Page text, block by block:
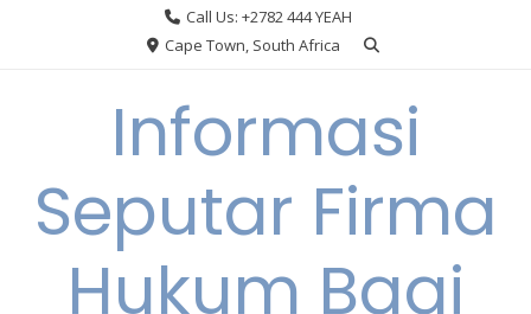
Call Us: +2782 444 YEAH
Cape Town, South Africa
Informasi
Seputar Firma
Hukum Bagi